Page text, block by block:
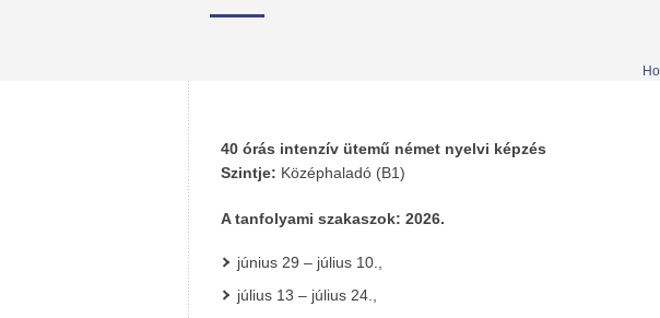
40 órás intenzív ütemű német nyelvi képzés
Szintje: Középhaladó (B1)
A tanfolyami szakaszok: 2026.
június 29 – július 10.,
július 13 – július 24.,